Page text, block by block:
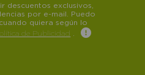
descuentos exclusivos,
por e-mail. Puedo
quiera según lo
de Publicidad